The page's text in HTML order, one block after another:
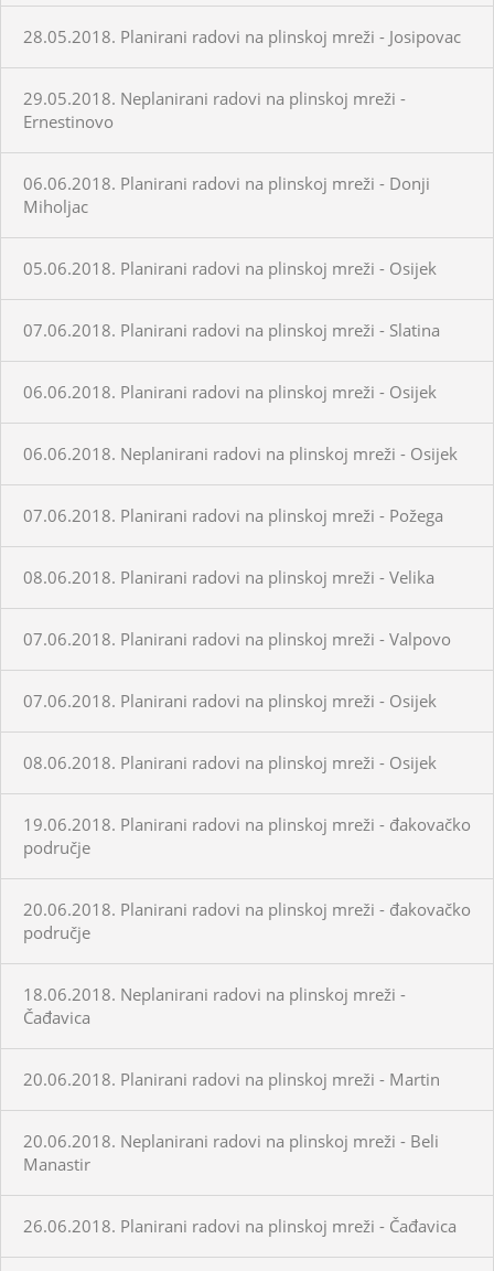
28.05.2018. Planirani radovi na plinskoj mreži - Josipovac
29.05.2018. Neplanirani radovi na plinskoj mreži -
Ernestinovo
06.06.2018. Planirani radovi na plinskoj mreži - Donji
Miholjac
05.06.2018. Planirani radovi na plinskoj mreži - Osijek
07.06.2018. Planirani radovi na plinskoj mreži - Slatina
06.06.2018. Planirani radovi na plinskoj mreži - Osijek
06.06.2018. Neplanirani radovi na plinskoj mreži - Osijek
07.06.2018. Planirani radovi na plinskoj mreži - Požega
08.06.2018. Planirani radovi na plinskoj mreži - Velika
07.06.2018. Planirani radovi na plinskoj mreži - Valpovo
07.06.2018. Planirani radovi na plinskoj mreži - Osijek
08.06.2018. Planirani radovi na plinskoj mreži - Osijek
19.06.2018. Planirani radovi na plinskoj mreži - đakovačko
područje
20.06.2018. Planirani radovi na plinskoj mreži - đakovačko
područje
18.06.2018. Neplanirani radovi na plinskoj mreži -
Čađavica
20.06.2018. Planirani radovi na plinskoj mreži - Martin
20.06.2018. Neplanirani radovi na plinskoj mreži - Beli
Manastir
26.06.2018. Planirani radovi na plinskoj mreži - Čađavica